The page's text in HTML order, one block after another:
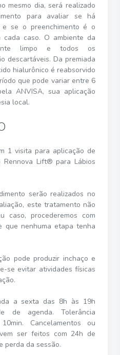
mesmo dia, será realizado
para avaliar se há
e se o preenchimento é o
caso. O ambiente da
limpo e todos os
descartáveis. Da premiada
hialurônico é reabsorvido
que pode variar entre 6
ANVISA, sua aplicação
local.
1 visita para aplicação de
Rennova Lift® para Lábios
serão realizados no
este tratamento não
caso, procederemos com
que nenhuma etapa tenha
pode produzir inchaço e
se evitar atividades físicas
a sexta das 8h às 19h
de agenda. Tolerância
Cancelamentos ou
ser feitos com 24h de
perda da sessão.